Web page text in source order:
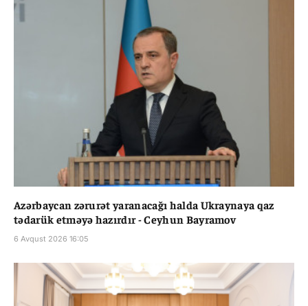
Azərbaycan zərurət yaranacağı halda Ukraynaya qaz
tədarük etməyə hazırdır - Ceyhun Bayramov
6 Avqust 2026 16:05